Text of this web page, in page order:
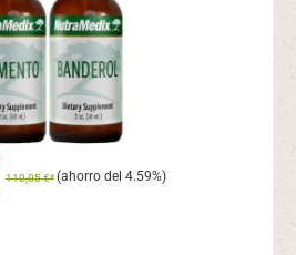
110,05 €* (ahorro del 4.59%)